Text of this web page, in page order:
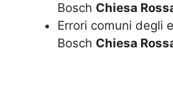
Bosch Chiesa
Errori comuni degli
Bosch Chiesa